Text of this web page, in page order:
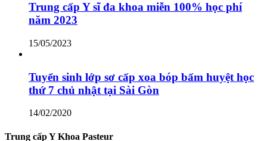
Trung cấp Y sĩ đa khoa miễn 100% học phí
năm 2023
15/05/2023
Tuyển sinh lớp sơ cấp xoa bóp bấm huyệt học
thứ 7 chủ nhật tại Sài Gòn
14/02/2020
Trung cấp Y Khoa Pasteur